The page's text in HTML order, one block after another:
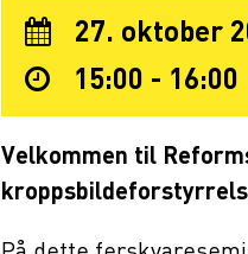
27. oktober
15:00 - 16:00
Velkommen til